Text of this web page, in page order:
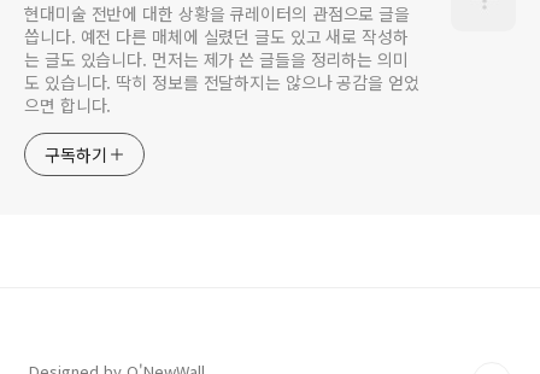
현대미술 전반에 대한 상황을 큐레이터의 관점으로 글을
씁니다. 예전 다른 매체에 실렸던 글도 있고 새로 작성하
는 글도 있습니다. 먼저는 제가 쓴 글들을 정리하는 의미
도 있습니다. 딱히 정보를 전달하지는 않으나 공감을 얻었
으면 합니다.
구독하기